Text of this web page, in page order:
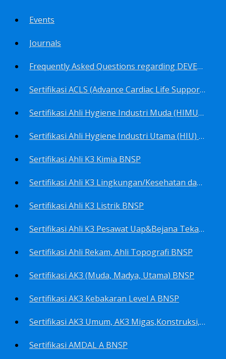
Events
Journals
Frequently Asked Questions regarding DEVELOP Training Center
Sertifikasi ACLS (Advance Cardiac Life Support) BNSP
Sertifikasi Ahli Hygiene Industri Muda (HIMU) BNSP
Sertifikasi Ahli Hygiene Industri Utama (HIU) BNSP
Sertifikasi Ahli K3 Kimia BNSP
Sertifikasi Ahli K3 Lingkungan/Kesehatan dan Keselamatan Kerja Lingkungan
Sertifikasi Ahli K3 Listrik BNSP
Sertifikasi Ahli K3 Pesawat Uap&Bejana Tekan BNSP
Sertifikasi Ahli Rekam, Ahli Topografi BNSP
Sertifikasi AK3 (Muda, Madya, Utama) BNSP
Sertifikasi AK3 Kebakaran Level A BNSP
Sertifikasi AK3 Umum, AK3 Migas,Konstruksi,Listrik&Boiler BNSP
Sertifikasi AMDAL A BNSP